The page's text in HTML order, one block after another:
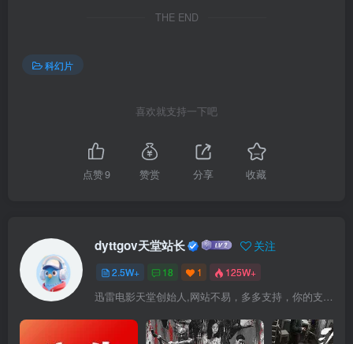
THE END
科幻片
喜欢就支持一下吧
点赞9 赞赏 分享 收藏
dyttgov天堂站长 关注
2.5W+ 18 1 125W+
迅雷电影天堂创始人,网站不易，多多支持，你的支持，是我前进的动力！